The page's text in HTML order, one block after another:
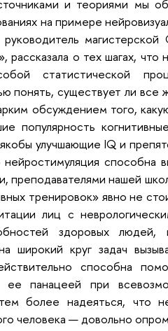
и теориями мы
на примере
рассказала о тех шагах,
статистической
понять, существует ли все
обсуждением того,
популярность
улучшающие IQ и
способна
преподавателями нашей
тренировок» явно не
лиц с
здоровых
широкий круг задач
способна
панацеей при
более надеяться, что
человека — довольно